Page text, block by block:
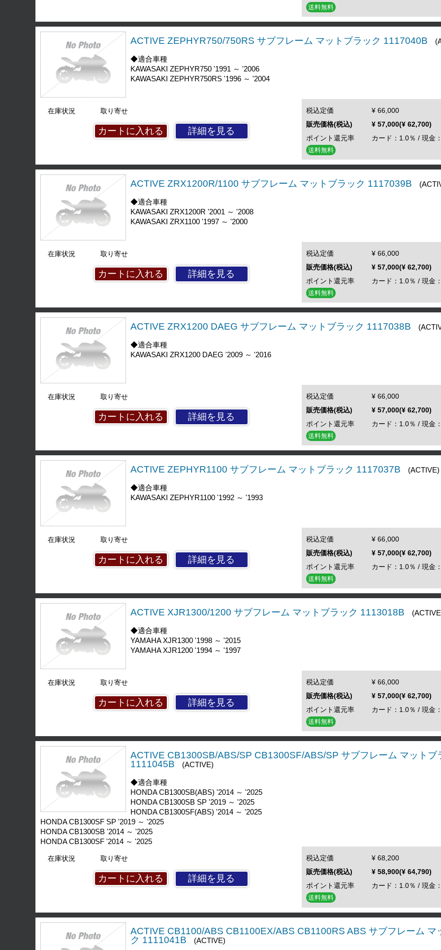
送料無料
ACTIVE ZEPHYR750/750RS サブフレーム マットブラック 1117040B
◆適合車種
KAWASAKI ZEPHYR750 '1991 ～ '2006
KAWASAKI ZEPHYR750RS '1996 ～ '2004
在庫状況 取り寄せ
詳細を見る
税込定価
¥ 66,000
販売価格(税込)
¥ 57,000(¥ 62,700)
ポイント還元率
カード：1.0％ / 現金
送料無料
ACTIVE ZRX1200R/1100 サブフレーム マットブラック 1117039B
◆適合車種
KAWASAKI ZRX1200R '2001 ～ '2008
KAWASAKI ZRX1100 '1997 ～ '2000
在庫状況 取り寄せ
詳細を見る
税込定価
¥ 66,000
販売価格(税込)
¥ 57,000(¥ 62,700)
ポイント還元率
カード：1.0％ / 現金
送料無料
ACTIVE ZRX1200 DAEG サブフレーム マットブラック 1117038B
◆適合車種
KAWASAKI ZRX1200 DAEG '2009 ～ '2016
在庫状況 取り寄せ
詳細を見る
税込定価
¥ 66,000
販売価格(税込)
¥ 57,000(¥ 62,700)
ポイント還元率
カード：1.0％ / 現金
送料無料
ACTIVE ZEPHYR1100 サブフレーム マットブラック 1117037B (ACTIVE)
◆適合車種
KAWASAKI ZEPHYR1100 '1992 ～ '1993
在庫状況 取り寄せ
詳細を見る
税込定価
¥ 66,000
販売価格(税込)
¥ 57,000(¥ 62,700)
ポイント還元率
カード：1.0％ / 現金
送料無料
ACTIVE XJR1300/1200 サブフレーム マットブラック 1113018B
◆適合車種
YAMAHA XJR1300 '1998 ～ '2015
YAMAHA XJR1200 '1994 ～ '1997
在庫状況 取り寄せ
詳細を見る
税込定価
¥ 66,000
販売価格(税込)
¥ 57,000(¥ 62,700)
ポイント還元率
カード：1.0％ / 現金
送料無料
ACTIVE CB1300SB/ABS/SP CB1300SF/ABS/SP サブフレーム マットブ
1111045B
(ACTIVE)
◆適合車種
HONDA CB1300SB(ABS) '2014 ～ '2025
HONDA CB1300SB SP '2019 ～ '2025
HONDA CB1300SF(ABS) '2014 ～ '2025
HONDA CB1300SF SP '2019 ～ '2025
HONDA CB1300SB '2014 ～ '2025
HONDA CB1300SF '2014 ～ '2025
在庫状況 取り寄せ
詳細を見る
税込定価
¥ 68,200
販売価格(税込)
¥ 58,900(¥ 64,790)
ポイント還元率
カード：1.0％ / 現金
送料無料
ACTIVE CB1100/ABS CB1100EX/ABS CB1100RS ABS サブフレーム マ
ク 1111041B
(ACTIVE)